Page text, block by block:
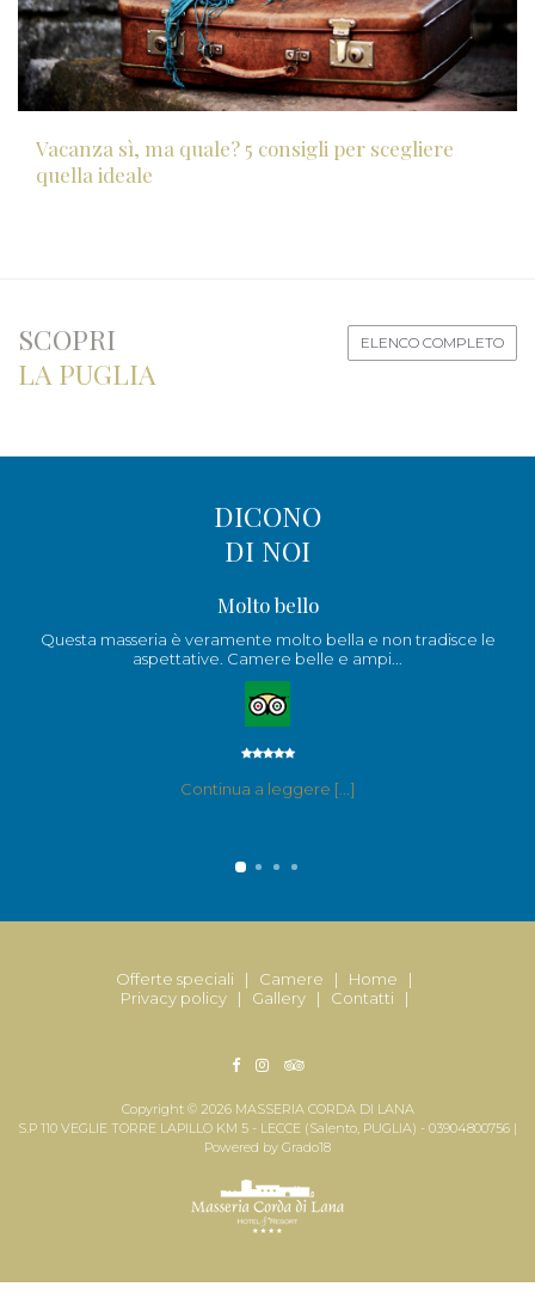
Vacanza sì, ma quale? 5 consigli per scegliere
quella ideale
SCOPRI
LA PUGLIA
ELENCO COMPLETO
DICONO
DI NOI
Molto bello
Questa masseria è veramente molto bella e non tradisce le
aspettative. Camere belle e ampi...
Continua a leggere [...]
Offerte speciali | Camere | Home |
Privacy policy| Gallery| Contatti |
Copyright © 2026 MASSERIA CORDA DI LANA
S.P 110 VEGLIE TORRE LAPILLO KM 5 - LECCE (Salento, PUGLIA) - 03904800756 |
Powered by Grado18